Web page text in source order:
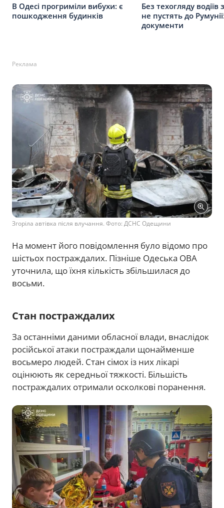
В Одесі прогриміли вибухи: є
пошкодження будинків
Без техогляду водіїв
не пустять до
документи
Реклама
Згоріла автівка після влучання. Фото: ДСНС Одещини
На момент його повідомлення було відомо про
шістьох постраждалих. Пізніше Одеська ОВА
уточнила, що їхня кількість збільшилася до
восьми.
Стан постраждалих
За останніми даними обласної влади, внаслідок
російської атаки постраждали щонайменше
восьмеро людей. Стан сімох із них лікарі
оцінюють як середньої тяжкості. Більшість
постраждалих отримали осколкові поранення.